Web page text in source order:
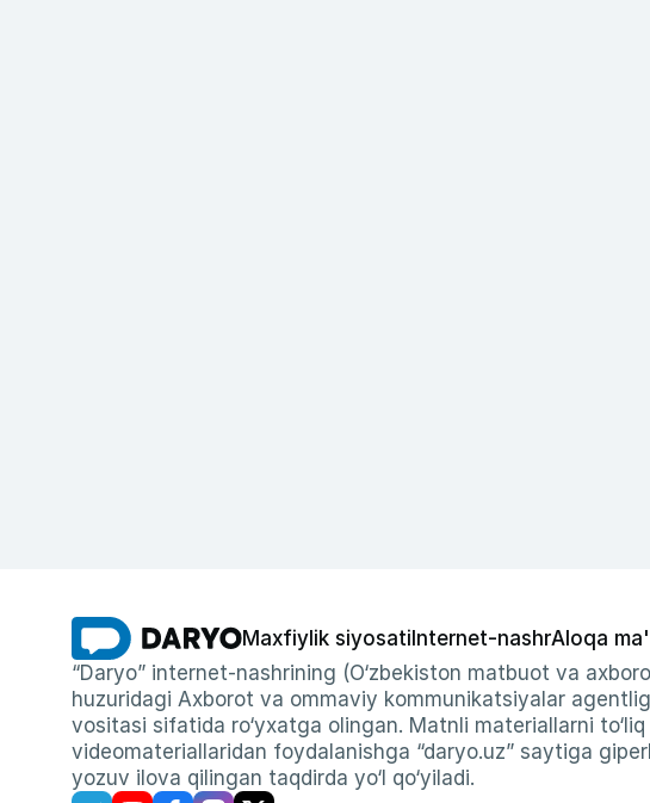
Maxfiylik siyosati Internet-nashrAloqa
“Daryo” internet-nashrining (O‘zbekiston matbuot va
huzuridagi Axborot va ommaviy kommunikatsiyalar
vositasi sifatida ro‘yxatga olingan. Matnli materiallarni
videomateriallaridan foydalanishga “daryo.uz” saytiga
yozuv ilova qilingan taqdirda yo‘l qo‘yiladi.